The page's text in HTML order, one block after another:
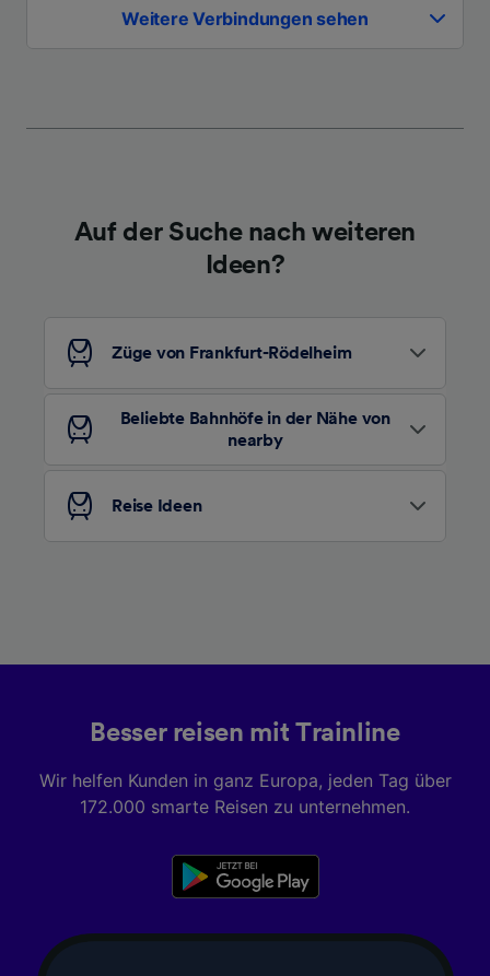
Weitere Verbindungen sehen
Auf der Suche nach weiteren
Ideen?
Züge von Frankfurt-Rödelheim
Beliebte Bahnhöfe in der Nähe von
nearby
Reise Ideen
Besser reisen mit Trainline
Wir helfen Kunden in ganz Europa, jeden Tag über
172.000 smarte Reisen zu unternehmen.
Verwendung genauer Standortdaten.
von Werbeleistung und der Performance von
Liste der Partner (Lieferanten)